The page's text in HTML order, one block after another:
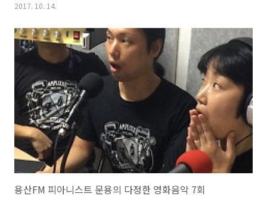
오에서 녹음을 했습니다.그럼 용산FM 피아니스트 문용의 다정한 영화음
악 8회를 들어보시기 바랍니다. 팟티:
https://www.podty.me/episode/14229918팟빵:
http://www.podbbang.com/ch/7604?e=22427977 신청곡은 용산
FM 팟빵 댓글이나 인스타그램 djmoonyong 으로 받습니다.
2017. 10. 14.
용산FM 피아니스트 문용의 다정한 영화음악 7회